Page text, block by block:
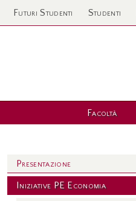
Futuri Studenti Studenti
Facoltà
Presentazione
Iniziative PE Economia